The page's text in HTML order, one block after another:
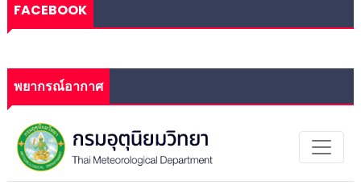
FACEBOOK
พยากรณ์อากาศ